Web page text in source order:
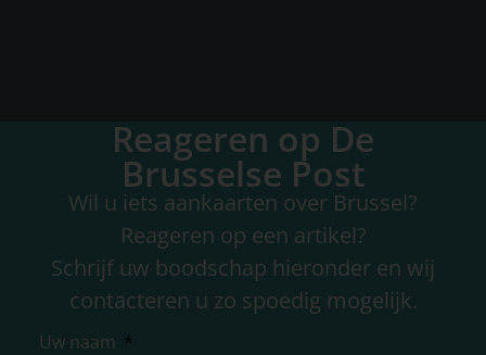
Reageren op De
Brusselse Post
Wil u iets aankaarten over Brussel?
Reageren op een artikel?
Schrijf uw boodschap hieronder en wij
contacteren u zo spoedig mogelijk.
Uw naam